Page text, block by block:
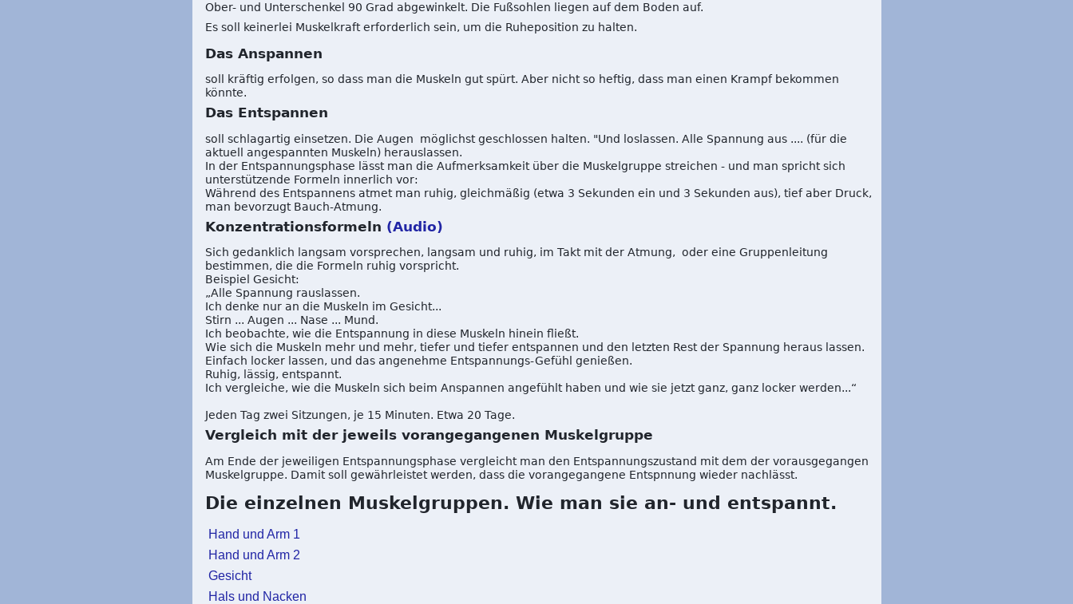
Ober- und Unterschenkel 90 Grad abgewinkelt. Die Fußsohlen liegen auf dem Boden auf.
Es soll keinerlei Muskelkraft erforderlich sein, um die Ruheposition zu halten.
Das Anspannen
soll kräftig erfolgen, so dass man die Muskeln gut spürt. Aber nicht so heftig, dass man einen Krampf bekommen
könnte.
Das Entspannen
soll schlagartig einsetzen. Die Augen möglichst geschlossen halten. "Und loslassen. Alle Spannung aus .... (für die
aktuell angespannten Muskeln) herauslassen.
In der Entspannungsphase lässt man die Aufmerksamkeit über die Muskelgruppe streichen - und man spricht sich
unterstützende Formeln innerlich vor:
Während des Entspannens atmet man ruhig, gleichmäßig (etwa 3 Sekunden ein und 3 Sekunden aus), tief aber Druck,
man bevorzugt Bauch-Atmung.
Konzentrationsformeln (Audio)
Sich gedanklich langsam vorsprechen, langsam und ruhig, im Takt mit der Atmung, oder eine Gruppenleitung
bestimmen, die die Formeln ruhig vorspricht.
Beispiel Gesicht:
„Alle Spannung rauslassen.
Ich denke nur an die Muskeln im Gesicht...
Stirn ... Augen ... Nase ... Mund.
Ich beobachte, wie die Entspannung in diese Muskeln hinein fließt.
Wie sich die Muskeln mehr und mehr, tiefer und tiefer entspannen und den letzten Rest der Spannung heraus lassen.
Einfach locker lassen, und das angenehme Entspannungs-Gefühl genießen.
Ruhig, lässig, entspannt.
Ich vergleiche, wie die Muskeln sich beim Anspannen angefühlt haben und wie sie jetzt ganz, ganz locker werden...“
Jeden Tag zwei Sitzungen, je 15 Minuten. Etwa 20 Tage.
Vergleich mit der jeweils vorangegangenen Muskelgruppe
Am Ende der jeweiligen Entspannungsphase vergleicht man den Entspannungszustand mit dem der vorausgegangen
Muskelgruppe. Damit soll gewährleistet werden, dass die vorangegangene Entspnnung wieder nachlässt.
Die einzelnen Muskelgruppen. Wie man sie an- und entspannt.
Hand und Arm 1
Hand und Arm 2
Gesicht
Hals und Nacken